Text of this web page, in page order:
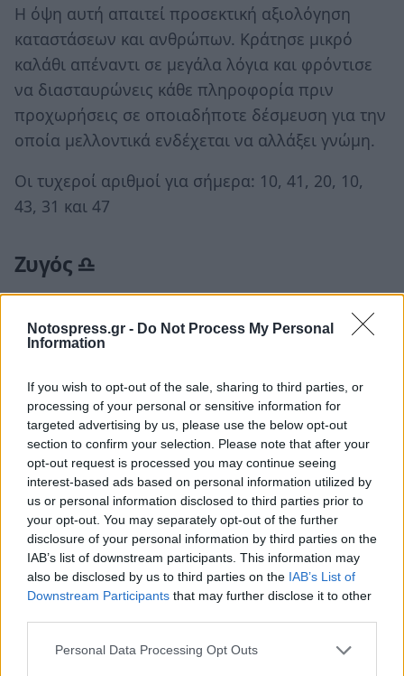
Notospress.gr - Do Not Process My Personal
Information
If you wish to opt-out of the sale, sharing to third parties, or
processing of your personal or sensitive information for
targeted advertising by us, please use the below opt-out
section to confirm your selection. Please note that after your
opt-out request is processed you may continue seeing
interest-based ads based on personal information utilized by
us or personal information disclosed to third parties prior to
your opt-out. You may separately opt-out of the further
disclosure of your personal information by third parties on the
IAB’s list of downstream participants. This information may
also be disclosed by us to third parties on the IAB’s List of
Downstream Participants that may further disclose it to other
Personal Data Processing Opt Outs
Η όψη αυτή απαιτεί προσεκτική αξιολόγηση
καταστάσεων και ανθρώπων. Κράτησε μικρό
καλάθι απέναντι σε μεγάλα λόγια και φρόντισε
να διασταυρώνεις κάθε πληροφορία πριν
προχωρήσεις σε οποιαδήποτε δέσμευση για την
οποία μελλοντικά ενδέχεται να αλλάξει γνώμη.
Οι τυχεροί αριθμοί για σήμερα: 10, 41, 20, 10,
43, 31 και 47
Ζυγός ♎
σου, θα σχηματίσει τετράγωνο
με τον Ποσειδώνα από τον 7οσου, φέρνοντας
συνεργασίες με πρόσωπα που επηρεάζουν την
πορεία σου. Ίσως κάποιο άτομο να μην είναι
απόλυτα ειλικρινές μαζί σου ή να δίνει
υποσχέσεις που δύσκολα θα μπορέσει να
τηρήσει. Παράλληλα, μπορεί να υπάρξουν
παρεξηγήσεις σχετικά με τις ευθύνες και τις
υποχρεώσεις σου στον επαγγελματικό χώρο.
Καλό θα ήταν να αποφύγεις να στηριχθείς
αποκλειστικά στα λόγια των άλλων και να
κενά. Η εικόνα που έχεις για μια συνεργασία